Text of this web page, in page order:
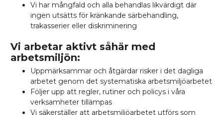
Vi har mångfald och alla behandlas likvärdigt där
ingen utsätts för kränkande särbehandling,
trakasserier eller diskriminering
Vi arbetar aktivt såhär med
arbetsmiljön:
Uppmärksammar och åtgärdar risker i det dagliga
arbetet genom det systematiska arbetsmiljöarbetet
Följer upp att regler, rutiner och policys i våra
verksamheter tillämpas
Vi säkerställer att arbetsmiljöarbetet utförs som